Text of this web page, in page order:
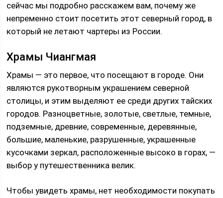
сейчас мы подробно расскажем вам, почему же
непременно стоит посетить этот северный город, в
который не летают чартеры из России.
Храмы Чиангмая
Храмы — это первое, что посещают в городе. Они
являются рукотворным украшением северной
столицы, и этим выделяют ее среди других тайских
городов. Разноцветные, золотые, светлые, темные,
подземные, древние, современные, деревянные,
большие, маленькие, разрушенные, украшенные
кусочками зеркал, расположенные высоко в горах, —
выбор у путешественника велик.
Чтобы увидеть храмы, нет необходимости покупать